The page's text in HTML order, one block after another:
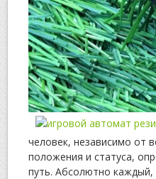
человек, независимо от
положения и статуса,
путь. Абсолютно